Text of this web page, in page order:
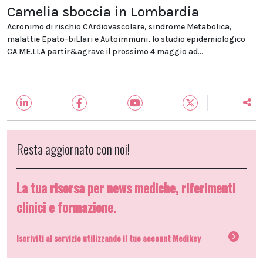
Camelia sboccia in Lombardia
Acronimo di rischio CArdiovascolare, sindrome Metabolica,
malattie Epato-biLIari e Autoimmuni, lo studio epidemiologico
CA.ME.LI.A partir&agrave il prossimo 4 maggio ad...
Resta aggiornato con noi!
La tua risorsa per news mediche, riferimenti
clinici e formazione.
Iscriviti al servizio utilizzando il tuo account Medikey